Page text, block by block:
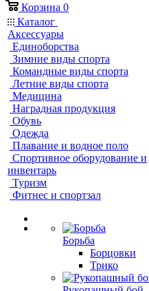
Корзина 0
Каталог
Аксессуары
Единоборства
Зимние виды спорта
Командные виды спорта
Летние виды спорта
Медицина
Наградная продукция
Обувь
Одежда
Плавание и водное поло
Спортивное оборудование и
инвентарь
Туризм
Фитнес и спортзал
Борьба
Борцовки
Трико